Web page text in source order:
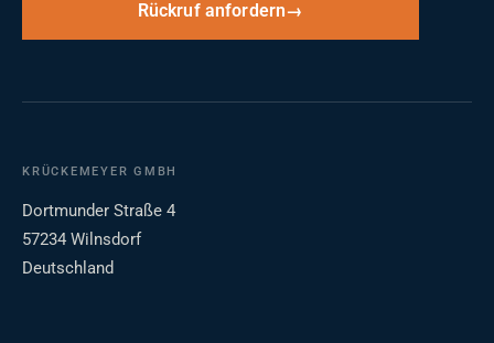
Rückruf anfordern
KRÜCKEMEYER GMBH
Dortmunder Straße 4
57234 Wilnsdorf
Deutschland